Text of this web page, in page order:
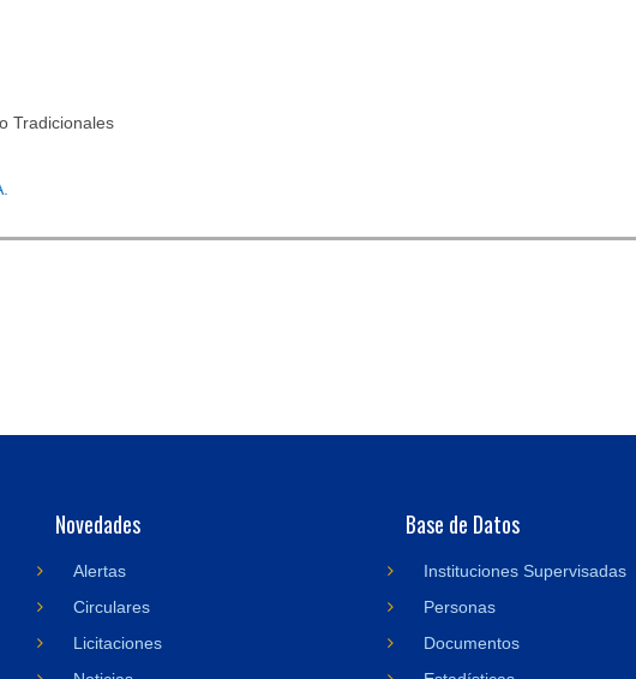
Tradicionales
Novedades
Alertas
Circulares
Licitaciones
Base de Datos
Instituciones Supervisadas
Personas
Documentos